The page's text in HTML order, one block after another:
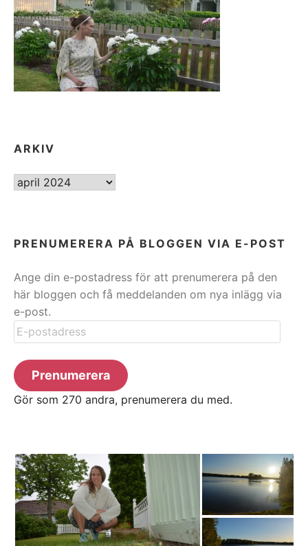
ARKIV
ARKIV
PRENUMERERA PÅ BLOGGEN VIA E-POST
Ange din e-postadress för att prenumerera på den
här bloggen och få meddelanden om nya inlägg via
e-post.
E-
postadress
Prenumerera
Gör som 270 andra, prenumerera du med.